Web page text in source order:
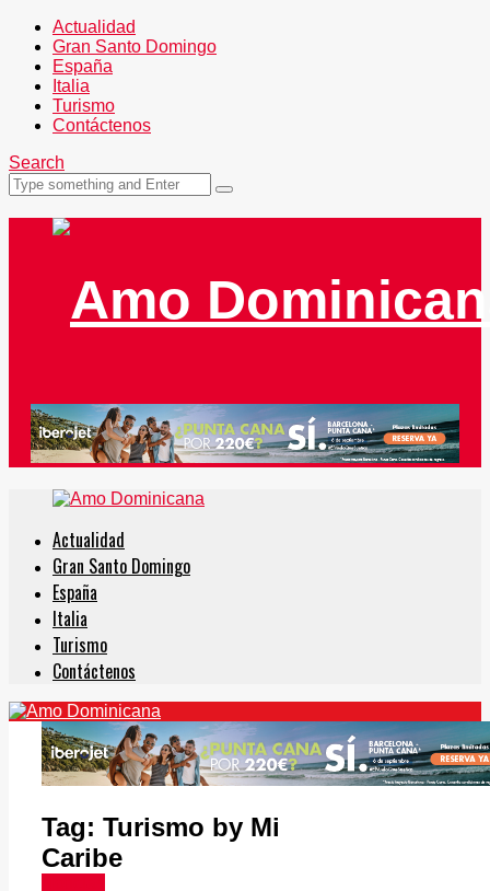
Actualidad
Gran Santo Domingo
España
Italia
Turismo
Contáctenos
Search
Actualidad
Gran Santo Domingo
España
Italia
Turismo
Contáctenos
Tag: Turismo by Mi
Caribe